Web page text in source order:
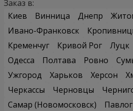
Заказ в:
Киев
Винница Днепр
Ивано-Франковск
Кременчуг
Кривой Рог Луцк
Одесса
Полтава Ровно
Ужгород
Харьков Херсон
Черкассы
Черновцы
Самар (Новомосковск)